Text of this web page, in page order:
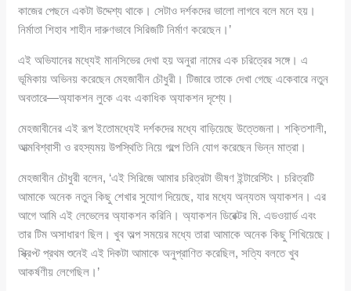
কাজের পেছনে একটা উদ্দেশ্য থাকে। সেটাও দর্শকদের ভালো লাগবে বলে মনে হয়।
নির্মাতা শিহাব শাহীন দারুণভাবে সিরিজটি নির্মাণ করেছেন।’
এই অভিযানের মধ্যেই মানসিভের দেখা হয় অনুরা নামের এক চরিত্রের সঙ্গে। এ
ভূমিকায় অভিনয় করেছেন মেহজাবীন চৌধুরী। টিজারে তাকে দেখা গেছে একেবারে নতুন
অবতারে—অ্যাকশন লুকে এবং একাধিক অ্যাকশন দৃশ্যে।
মেহজাবীনের এই রূপ ইতোমধ্যেই দর্শকদের মধ্যে বাড়িয়েছে উত্তেজনা। শক্তিশালী,
আত্মবিশ্বাসী ও রহস্যময় উপস্থিতি নিয়ে গল্পে তিনি যোগ করেছেন ভিন্ন মাত্রা।
মেহজাবীন চৌধুরী বলেন, ‘এই সিরিজে আমার চরিত্রটা ভীষণ ইন্টারেস্টিং। চরিত্রটি
আমাকে অনেক নতুন কিছু শেখার সুযোগ দিয়েছে, যার মধ্যে অন্যতম অ্যাকশন। এর
আগে আমি এই লেভেলের অ্যাকশন করিনি। অ্যাকশন ডিরেক্টর মি. এডওয়ার্ড এবং
তার টিম অসাধারণ ছিল। খুব অল্প সময়ের মধ্যে তারা আমাকে অনেক কিছু শিখিয়েছে।
স্ক্রিপ্ট প্রথম শুনেই এই দিকটা আমাকে অনুপ্রাণিত করেছিল, সত্যি বলতে খুব
আকর্ষণীয় লেগেছিল।’